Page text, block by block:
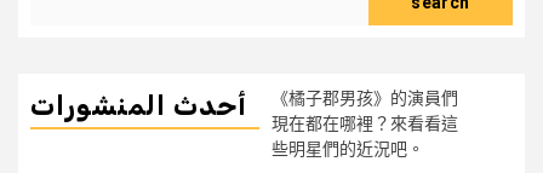
أحدث المنشورات
《橘子郡男孩》的演員們
現在都在哪裡？來看看這
些明星們的近況吧。